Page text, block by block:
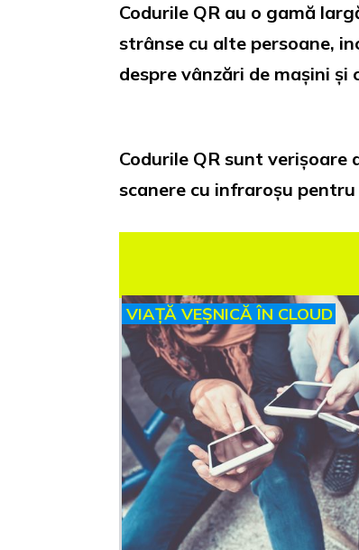
Codurile QR au o gamă
strânse cu alte persoane,
despre vânzări de mașini
Codurile QR sunt verișoare
scanere cu infraroșu
VIAȚĂ VEȘNICĂ ÎN CLOUD